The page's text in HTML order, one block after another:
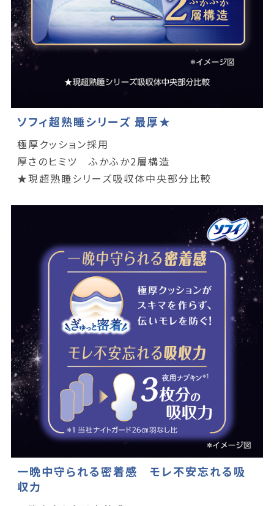
ソフィ超熟睡シリーズ 最厚★
極厚クッション採用
厚さのヒミツ ふかふか2層構造
★現超熟睡シリーズ吸収体中央部分比較
一晩中守られる密着感 モレ不安忘れる吸
収力